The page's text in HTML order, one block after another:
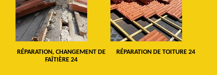
RÉPARATION, CHANGEMENT DE
FAÎTIÈRE 24
RÉPARATION DE TOITURE 24